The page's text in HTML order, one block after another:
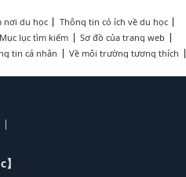
nơi du học
Thông tin có ích về du học
Mục lục tìm kiếm
Sơ đồ của trang web
tin cá nhân Về môi trường tương thích